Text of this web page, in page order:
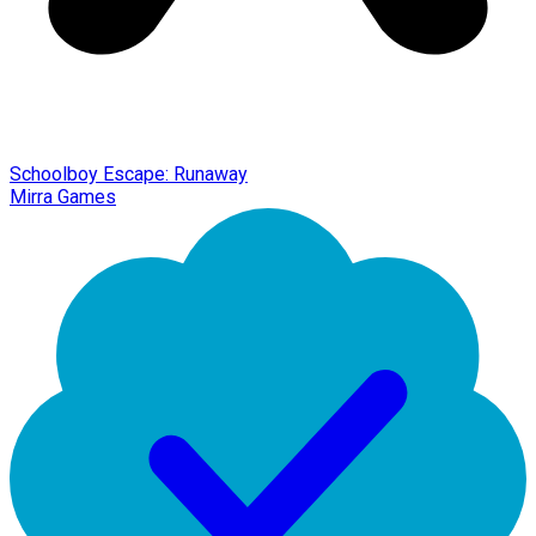
Schoolboy Escape: Runaway
Mirra Games